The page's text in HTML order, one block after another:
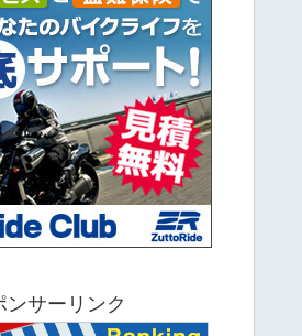
ンサーリンク